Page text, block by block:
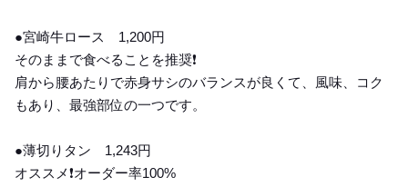
●宮崎牛ロース 1,200円
そのままで食べることを推奨❗️
肩から腰あたりで赤身サシのバランスが良くて、風味、コク
もあり、最強部位の一つです。
●薄切りタン 1,243円
オススメ❗️オーダー率100%